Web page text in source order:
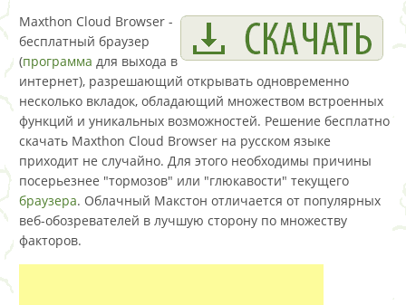
Maxthon Cloud Browser -
бесплатный браузер
(программа для выхода в
интернет), разрешающий открывать одновременно
несколько вкладок, обладающий множеством встроенных
функций и уникальных возможностей. Решение бесплатно
скачать Maxthon Cloud Browser на русском языке
приходит не случайно. Для этого необходимы причины
посерьезнее "тормозов" или "глюкавости" текущего
браузера. Облачный Макстон отличается от популярных
веб-обозревателей в лучшую сторону по множеству
факторов.